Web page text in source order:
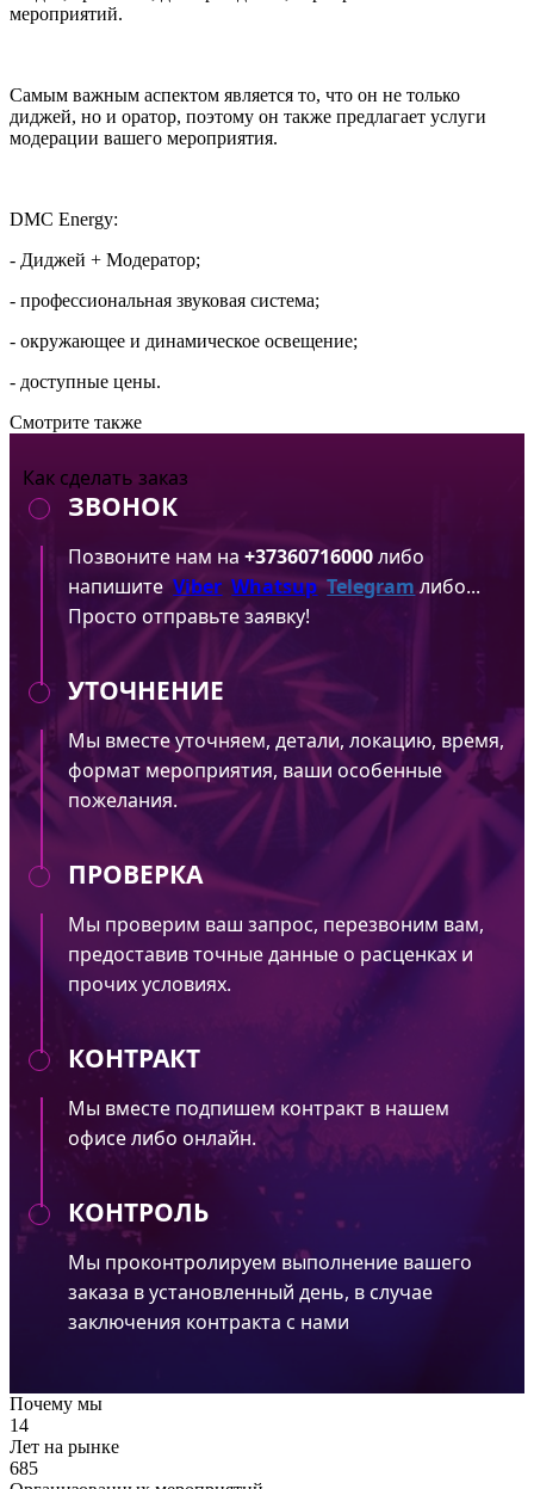
мероприятий.
Самым важным аспектом является то, что он не только
диджей, но и оратор, поэтому он также предлагает услуги
модерации вашего мероприятия.
DMC Energy:
- Диджей + Модератор;
- профессиональная звуковая система;
- окружающее и динамическое освещение;
- доступные цены.
Смотрите также
Как сделать заказ
ЗВОНОК
Позвоните нам на+37360716000либо
напишите Viber Whatsup Telegram либо...
Просто отправьте заявку!
УТОЧНЕНИЕ
Мы вместе уточняем, детали, локацию, время,
формат мероприятия, ваши особенные
пожелания.
ПРОВЕРКА
Мы проверим ваш запрос, перезвоним вам,
предоставив точные данные о расценках и
прочих условиях.
КОНТРАКТ
Мы вместе подпишем контракт в нашем
офисе либо онлайн.
КОНТРОЛЬ
Мы проконтролируем выполнение вашего
заказа в установленный день, в случае
заключения контракта с нами
Почему мы
14
Лет на рынке
685